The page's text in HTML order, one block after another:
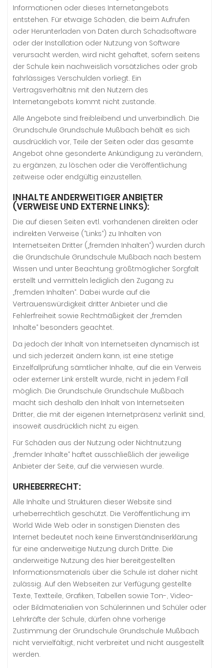
Informationen oder dieses Internetangebots
entstehen. Für etwaige Schäden, die beim Aufrufen
oder Herunterladen von Daten durch Schadsoftware
oder der Installation oder Nutzung von Software
verursacht werden, wird nicht gehaftet, sofern seitens
der Schule kein nachweislich vorsätzliches oder grob
fahrlässiges Verschulden vorliegt. Ein
Vertragsverhältnis mit den Nutzern des
Internetangebots kommt nicht zustande.
Alle Angebote sind freibleibend und unverbindlich. Die
Grundschule Grundschule Mußbach behält es sich
ausdrücklich vor, Teile der Seiten oder das gesamte
Angebot ohne gesonderte Ankündigung zu verändern,
zu ergänzen, zu löschen oder die Veröffentlichung
zeitweise oder endgültig einzustellen.
INHALTE ANDERWEITIGER ANBIETER
(VERWEISE UND EXTERNE LINKS):
Die auf diesen Seiten evtl. vorhandenen direkten oder
indirekten Verweise (“Links“) zu Inhalten von
Internetseiten Dritter („fremden Inhalten“) wurden durch
die Grundschule Grundschule Mußbach nach bestem
Wissen und unter Beachtung größtmöglicher Sorgfalt
erstellt und vermitteln lediglich den Zugang zu
„fremden Inhalten“. Dabei wurde auf die
Vertrauenswürdigkeit dritter Anbieter und die
Fehlerfreiheit sowie Rechtmäßigkeit der „fremden
Inhalte“ besonders geachtet.
Da jedoch der Inhalt von Internetseiten dynamisch ist
und sich jederzeit ändern kann, ist eine stetige
Einzelfallprüfung sämtlicher Inhalte, auf die ein Verweis
oder externer Link erstellt wurde, nicht in jedem Fall
möglich. Die Grundschule Grundschule Mußbach
macht sich deshalb den Inhalt von Internetseiten
Dritter, die mit der eigenen Internetpräsenz verlinkt sind,
insoweit ausdrücklich nicht zu eigen.
Für Schäden aus der Nutzung oder Nichtnutzung
„fremder Inhalte“ haftet ausschließlich der jeweilige
Anbieter der Seite, auf die verwiesen wurde.
URHEBERRECHT:
Alle Inhalte und Strukturen dieser Website sind
urheberrechtlich geschützt. Die Veröffentlichung im
World Wide Web oder in sonstigen Diensten des
Internet bedeutet noch keine Einverständniserklärung
für eine anderweitige Nutzung durch Dritte. Die
anderweitige Nutzung des hier bereitgestellten
Informationsmaterials über die Schule ist daher nicht
zulässig. Auf den Webseiten zur Verfügung gestellte
Texte, Textteile, Grafiken, Tabellen sowie Ton-, Video-
oder Bildmaterialien von Schülerinnen und Schüler oder
Lehrkräfte der Schule, dürfen ohne vorherige
Zustimmung der Grundschule Grundschule Mußbach
nicht vervielfältigt, nicht verbreitet und nicht ausgestellt
werden.